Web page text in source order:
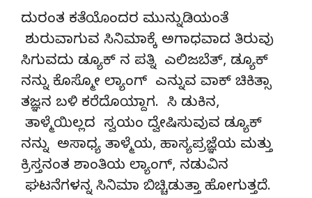
ದುರಂತ ಕತೆಯೊಂದರ ಮುನ್ನುಡಿಯಂತೆ
ಶುರುವಾಗುವ ಸಿನಿಮಾಕ್ಕೆ ಅಗಾಧವಾದ ತಿರುವು
ಸಿಗುವದು ಡ್ಯೂಕ್ ನ ಪತ್ನಿ ಎಲಿಜಬೆತ್, ಡ್ಯೂಕ್
ನನ್ನು ಕೊಸ್ಮೋ ಲ್ಯಾಂಗ್ ಎನ್ನುವ ವಾಕ್ ಚಿಕಿತ್ಸಾ
ತಜ್ಞನ ಬಳಿ ಕರೆದೊಯ್ದಾಗ. ಸಿ ಡುಕಿನ,
ತಾಳ್ಮೆಯಿಲ್ಲದ ಸ್ವಯಂ ದ್ವೇಷಿಸುವುವ ಡ್ಯೂಕ್
ನನ್ನು ಅಸಾಧ್ಯ ತಾಳ್ಮೆಯ, ಹಾಸ್ಯಪ್ರಜ್ಞೆಯ ಮತ್ತು
ಕ್ರಿಸ್ತನಂತ ಶಾಂತಿಯ ಲ್ಯಾಂಗ್, ನಡುವಿನ
ಘಟನೆಗಳನ್ನ ಸಿನಿಮಾ ಬಿಚ್ಚಿಡುತ್ತಾ ಹೋಗುತ್ತದೆ.